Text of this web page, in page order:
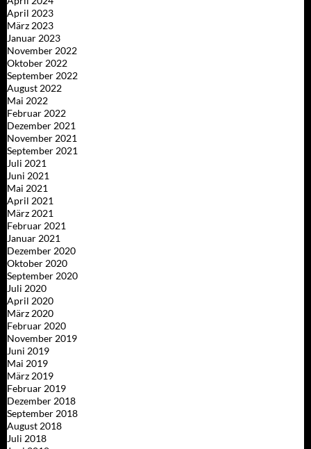
April 2023
März 2023
Januar 2023
November 2022
Oktober 2022
September 2022
August 2022
Mai 2022
Februar 2022
Dezember 2021
November 2021
September 2021
Juli 2021
Juni 2021
Mai 2021
April 2021
März 2021
Februar 2021
Januar 2021
Dezember 2020
Oktober 2020
September 2020
Juli 2020
April 2020
März 2020
Februar 2020
November 2019
Juni 2019
Mai 2019
März 2019
Februar 2019
Dezember 2018
September 2018
August 2018
Juli 2018